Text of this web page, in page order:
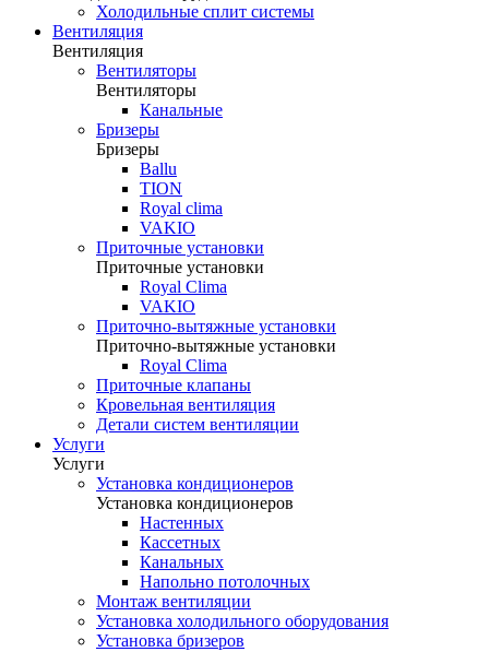
Холодильные сплит системы
Вентиляция
Вентиляция
Вентиляторы
Вентиляторы
Канальные
Бризеры
Бризеры
Ballu
TION
Royal clima
VAKIO
Приточные установки
Приточные установки
Royal Clima
VAKIO
Приточно-вытяжные установки
Приточно-вытяжные установки
Royal Clima
Приточные клапаны
Кровельная вентиляция
Детали систем вентиляции
Услуги
Услуги
Установка кондиционеров
Установка кондиционеров
Настенных
Кассетных
Канальных
Напольно потолочных
Монтаж вентиляции
Установка холодильного оборудования
Установка бризеров